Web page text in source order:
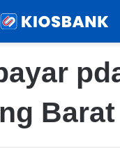
Barat